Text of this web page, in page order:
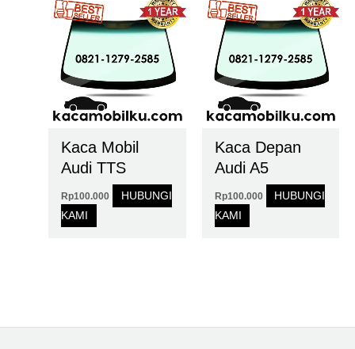
Kaca Mobil
Audi TTS
Rp100.000
HUBUNGI
KAMI
Kaca Depan
Audi A5
Rp100.000
HUBUNGI
KAMI